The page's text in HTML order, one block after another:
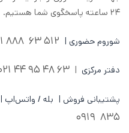
۲۴ ساعته پاسخگوی شما هستیم.
شوروم حضوری | 512 63 888 021
دفتر مرکزی |
63 48 95 44 021
پشتیبانی فروش | بله / واتس‌اپ |
835 0919